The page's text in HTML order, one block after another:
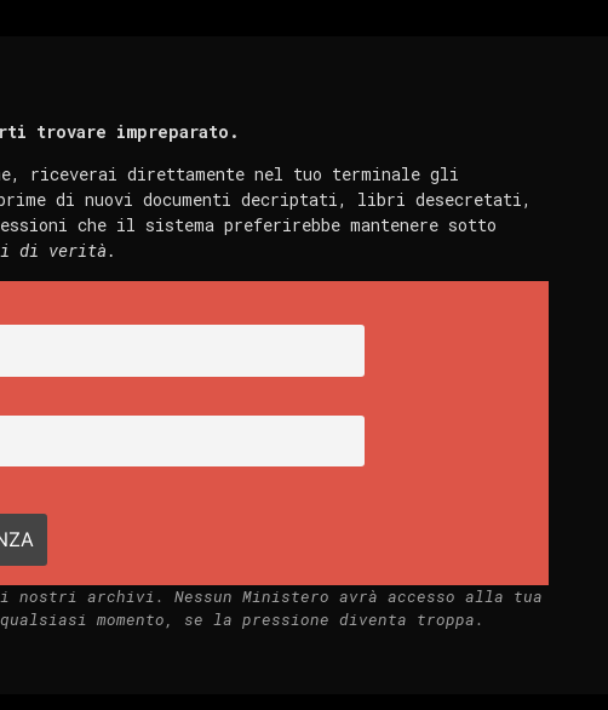
trovare impreparato.
riceverai direttamente nel tuo terminale gli
di nuovi documenti decriptati, libri desecretati,
che il sistema preferirebbe mantenere sotto
di verità.
archivi. Nessun Ministero avrà accesso alla tua
momento, se la pressione diventa troppa.